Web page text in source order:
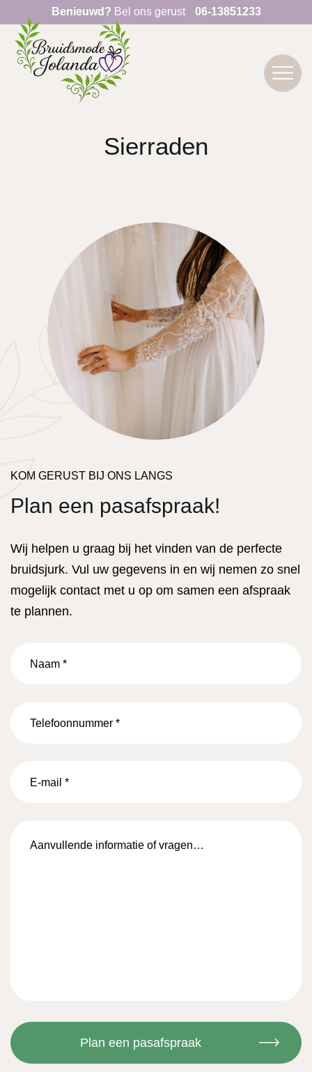
Benieuwd? Bel ons gerust 06-13851233
Sierraden
KOM GERUST BIJ ONS LANGS
Plan een pasafspraak!
Wij helpen u graag bij het vinden van de perfecte
bruidsjurk. Vul uw gegevens in en wij nemen zo snel
mogelijk contact met u op om samen een afspraak
te plannen.
mail
informatie